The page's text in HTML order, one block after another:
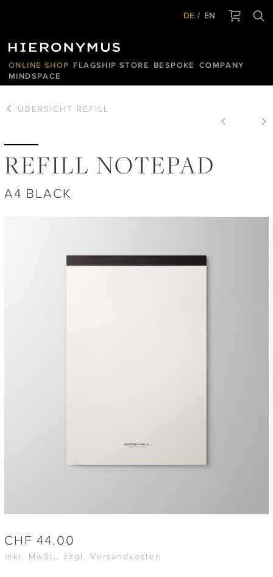
DE EN
ONLINE SHOP FLAGSHIP STORE BESPOKE
COMPANY
MINDSPACE
ÜBERSICHT REFILL
REFILL NOTEPAD
A4 BLACK
CHF 44.00
inkl. MwSt., zzgl. Versandkosten